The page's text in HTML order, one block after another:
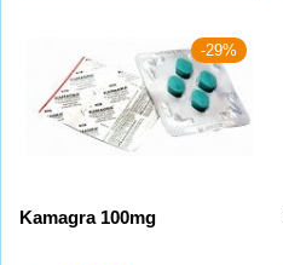
-29%
Kamagra 100mg